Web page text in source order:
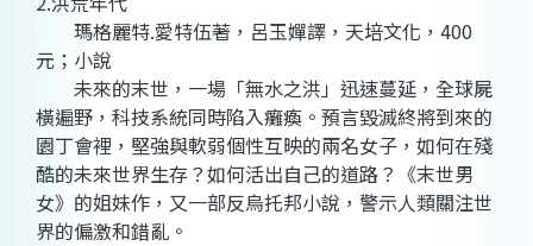
瑪格麗特.愛特伍著，呂玉嬋譯，天培文化，400
元；小說
未來的末世，一場「無水之洪」迅速蔓延，全球屍
橫遍野，科技系統同時陷入癱瘓。預言毀滅終將到來的
園丁會裡，堅強與軟弱個性互映的兩名女子，如何在殘
酷的未來世界生存？如何活出自己的道路？《末世男
女》的姐妹作，又一部反烏托邦小說，警示人類關注世
界的偏激和錯亂。